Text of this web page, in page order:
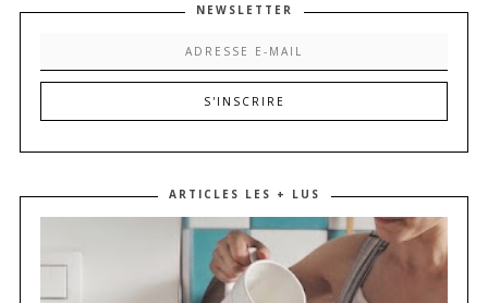
NEWSLETTER
ARTICLES LES + LUS